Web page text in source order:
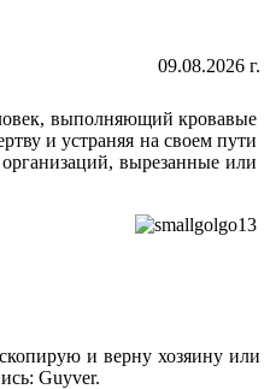
09.08.2026 г.
выполняющий кровавые
и устраняя на своем пути
вырезанные или
и верну хозяину или
Guyver.